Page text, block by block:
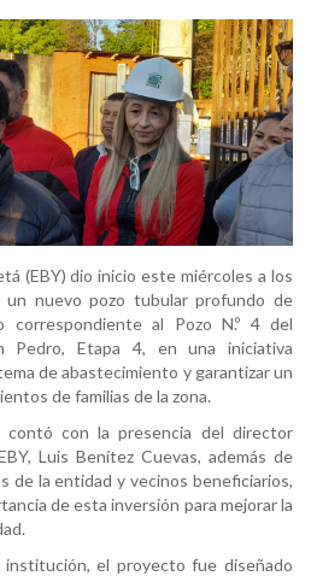
(EBY) dio inicio este miércoles a los
nuevo pozo tubular profundo de
al Pozo N.º 4 del
Pedro, Etapa 4, en una iniciativa
de abastecimiento y garantizar un
de familias de la zona.
con la presencia del director
Luis Benítez Cuevas, además de
de la entidad y vecinos beneficiarios,
de esta inversión para mejorar la
el proyecto fue diseñado